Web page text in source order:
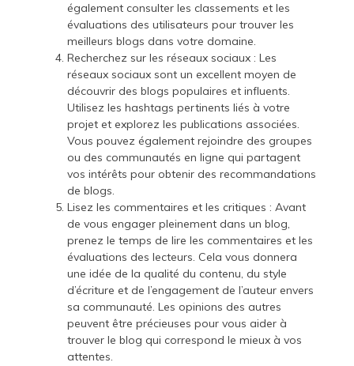
également consulter les classements et les
évaluations des utilisateurs pour trouver les
meilleurs blogs dans votre domaine.
Recherchez sur les réseaux sociaux : Les
réseaux sociaux sont un excellent moyen de
découvrir des blogs populaires et influents.
Utilisez les hashtags pertinents liés à votre
projet et explorez les publications associées.
Vous pouvez également rejoindre des groupes
ou des communautés en ligne qui partagent
vos intérêts pour obtenir des recommandations
de blogs.
Lisez les commentaires et les critiques : Avant
de vous engager pleinement dans un blog,
prenez le temps de lire les commentaires et les
évaluations des lecteurs. Cela vous donnera
une idée de la qualité du contenu, du style
d’écriture et de l’engagement de l’auteur envers
sa communauté. Les opinions des autres
peuvent être précieuses pour vous aider à
trouver le blog qui correspond le mieux à vos
attentes.